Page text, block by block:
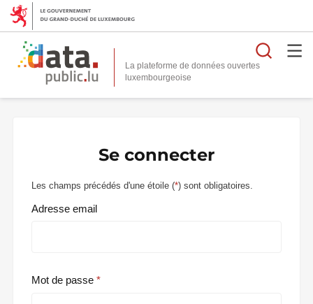
La plateforme de données ouvertes
Se connecter
Les champs précédés d'une étoile (*) sont obligatoires.
Adresse email
Mot de passe